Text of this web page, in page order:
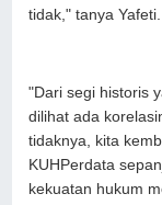
tidak," tanya Yafeti.
"Dari segi historis
dilihat ada
tidaknya, kita
KUHPerdata
kekuatan hukum